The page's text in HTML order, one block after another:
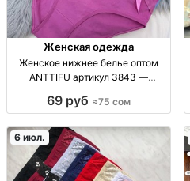
Женская одежда
Женское нижнее белье оптом
ANTTIFU артикул 3843 —
упаковке Жен. белье оптом,
XL/2XL/3XL, 12 шт/уп, цена за 1
шт, в наличии
69 руб ≈75 сом
6 июл.